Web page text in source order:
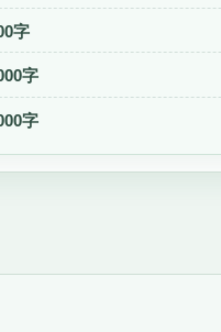
字
字
字